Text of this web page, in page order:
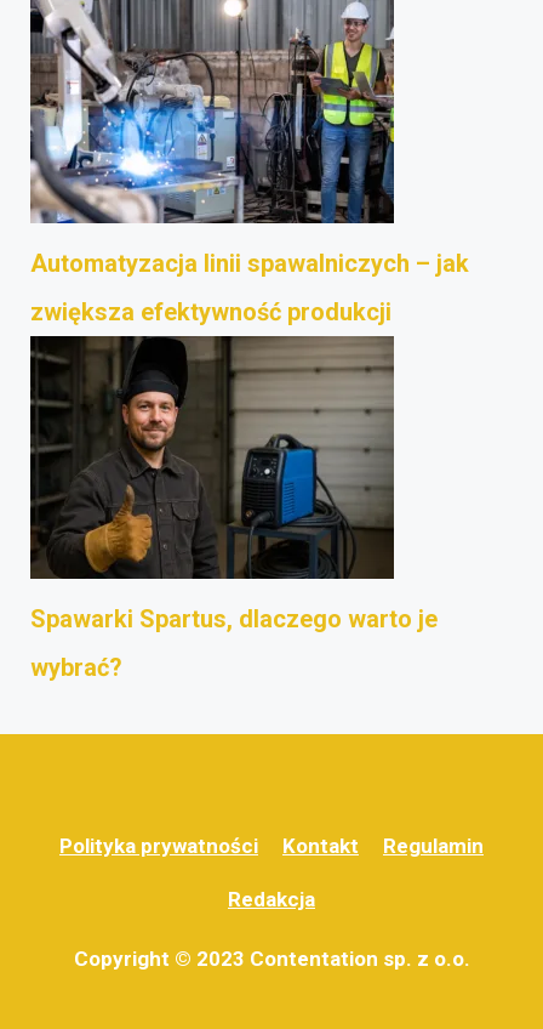
Automatyzacja linii spawalniczych – jak
zwiększa efektywność produkcji
Spawarki Spartus, dlaczego warto je
wybrać?
Polityka prywatności Kontakt Regulamin
Redakcja
Copyright © 2023 Contentation sp. z o.o.